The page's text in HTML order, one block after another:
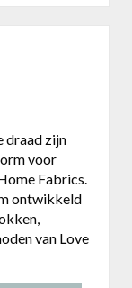
draad zijn
voor
Fabrics.
ontwikkeld
van Love